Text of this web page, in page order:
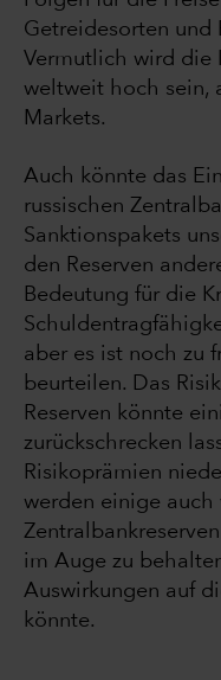
Getreidesorten und
Vermutlich wird die
weltweit hoch sein,
Markets.
Auch könnte das
russischen
Sanktionspakets
den Reserven
Bedeutung für die
aber es ist noch zu
beurteilen. Das
Reserven könnte
zurückschrecken
Risikoprämien
werden einige auch
im Auge zu
Auswirkungen auf
könnte.